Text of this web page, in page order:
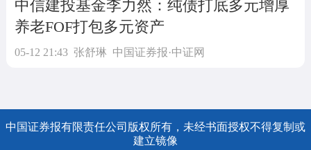
中信建投基金李力然：纯债打底多元增厚
养老FOF打包多元资产
05-12 21:43 张舒琳 中国证券报·中证网
中国证券报有限责任公司版权所有，未经书面授权不得复制或
建立镜像